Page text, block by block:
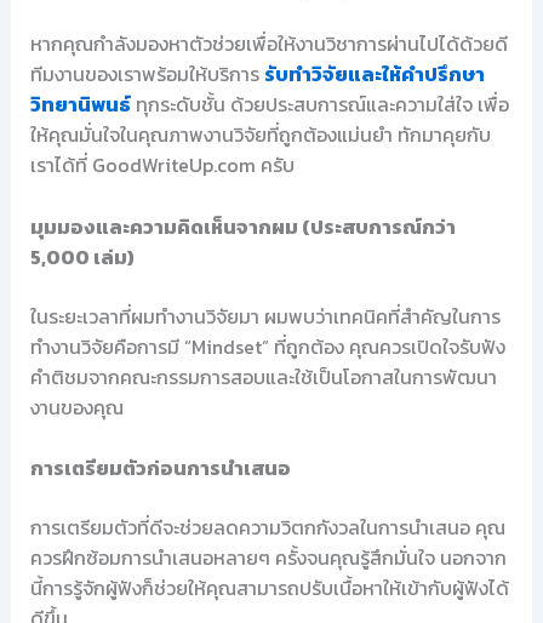
หากคุณกำลังมองหาตัวช่วยเพื่อให้งานวิชาการผ่านไปได้ด้วยดี
ทีมงานของเราพร้อมให้บริการ รับทำวิจัยและให้คำปรึกษา
วิทยานิพนธ์ทุกระดับชั้น ด้วยประสบการณ์และความใส่ใจ เพื่อ
ให้คุณมั่นใจในคุณภาพงานวิจัยที่ถูกต้องแม่นยำ ทักมาคุยกับ
เราได้ที่ GoodWriteUp.com ครับ
มุมมองและความคิดเห็นจากผม (ประสบการณ์กว่า
5,000 เล่ม)
ในระยะเวลาที่ผมทำงานวิจัยมา ผมพบว่าเทคนิคที่สำคัญในการ
ทำงานวิจัยคือการมี “Mindset” ที่ถูกต้อง คุณควรเปิดใจรับฟัง
คำติชมจากคณะกรรมการสอบและใช้เป็นโอกาสในการพัฒนา
งานของคุณ
การเตรียมตัวก่อนการนำเสนอ
การเตรียมตัวที่ดีจะช่วยลดความวิตกกังวลในการนำเสนอ คุณ
ควรฝึกซ้อมการนำเสนอหลายๆ ครั้งจนคุณรู้สึกมั่นใจ นอกจาก
นี้การรู้จักผู้ฟังก็ช่วยให้คุณสามารถปรับเนื้อหาให้เข้ากับผู้ฟังได้